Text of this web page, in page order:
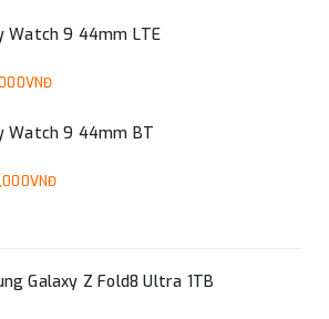
Watch 9 44mm LTE
Watch 9 44mm BT
Galaxy Z Fold8 Ultra 1TB